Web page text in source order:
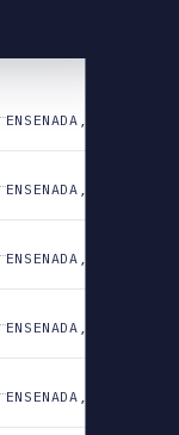
ENSENADA, B.C.
ENSENADA, B.C.
ENSENADA, B.C.
ENSENADA, B.C.
ENSENADA, B.C.